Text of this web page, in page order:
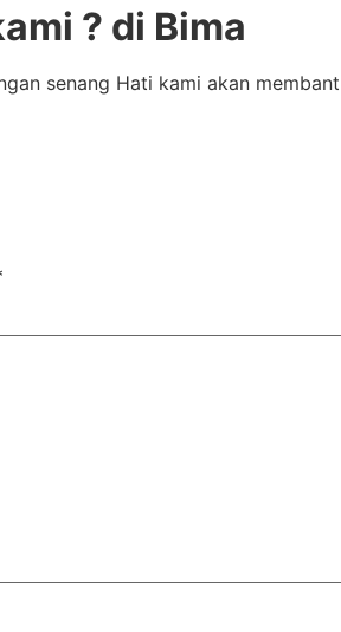
? di Bima
senang Hati kami akan